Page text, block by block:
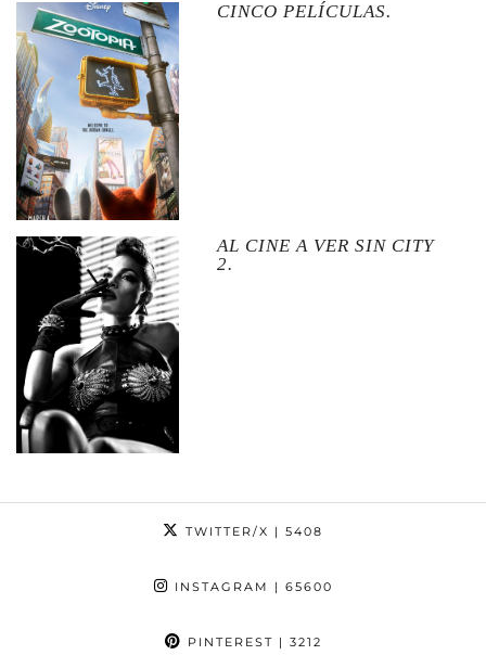
CINCO PELÍCULAS.
AL CINE A VER SIN CITY
2.
TWITTER/X | 5408
INSTAGRAM | 65600
PINTEREST | 3212